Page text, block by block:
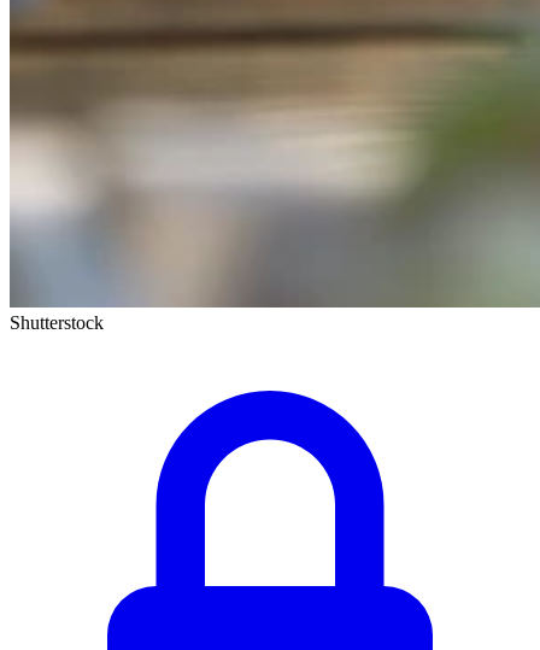
Shutterstock